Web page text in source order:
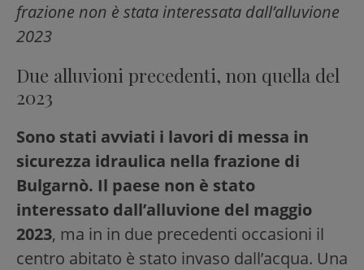
frazione non è stata interessata dall’alluvione
2023
Due alluvioni precedenti, non quella del
2023
Sono stati avviati i lavori di messa in
sicurezza idraulica nella frazione di
Bulgarnò. Il paese non è stato
interessato dall’alluvione del maggio
2023, ma in in due precedenti occasioni il
centro abitato è stato invaso dall’acqua. Una